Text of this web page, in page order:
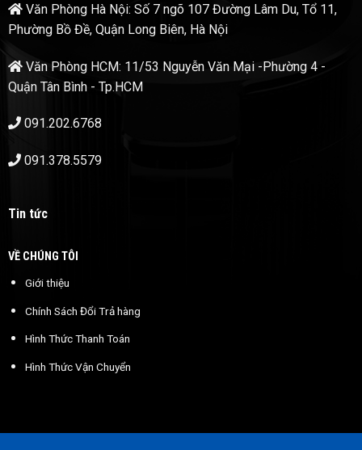
Văn Phòng Hà Nội: Số 7 ngõ 107 Đường Lâm Du, Tổ 11,
Phường Bồ Đề, Quận Long Biên, Hà Nội
Văn Phòng HCM: 11/53 Nguyễn Văn Mại -Phường 4 -
Quận Tân Bình - Tp.HCM
091.202.6768
091.378.5579
Tin tức
VỀ CHÚNG TÔI
Giới thiệu
Chính Sách Đổi Trả hàng
Hình Thức Thanh Toán
Hình Thức Vận Chuyển